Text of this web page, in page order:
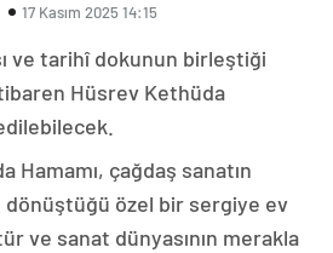
17 Kasım 2025 14:15
ve tarihî dokunun birleştiği
Hüsrev Kethüda
Hamamı, çağdaş sanatın
özel bir sergiye ev
ve sanat dünyasının merakla